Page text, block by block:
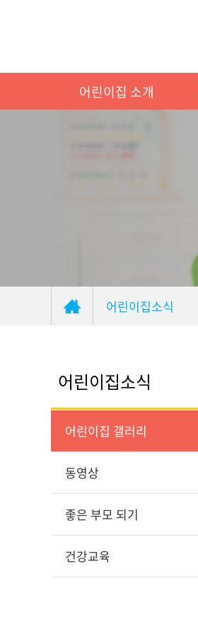
어린이집 소개
어린이집소식
어린이집소식
어린이집 갤러리
동영상
좋은 부모 되기
건강교육